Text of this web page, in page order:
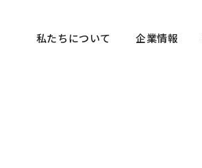
私たちについて 企業情報